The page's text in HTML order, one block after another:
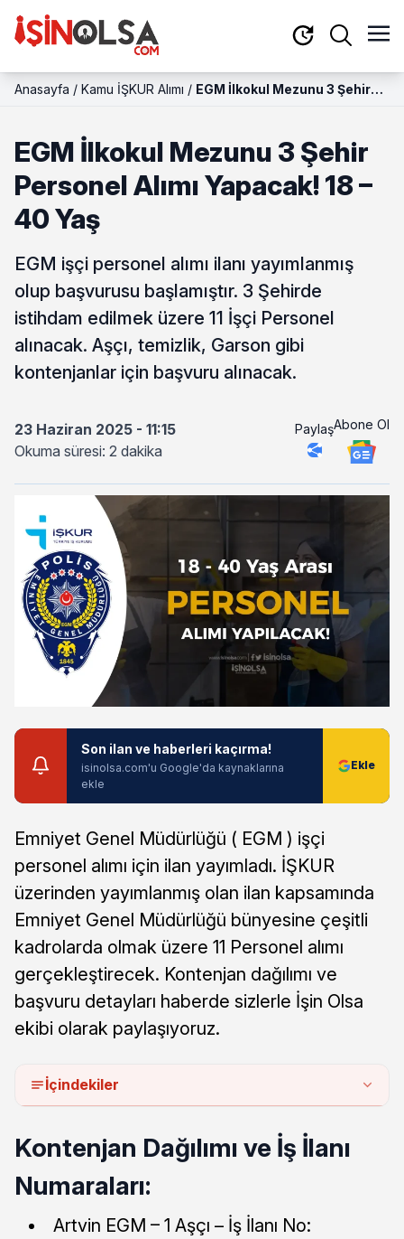
Anasayfa / Kamu İŞKUR Alımı / EGM İlkokul Mezunu 3 Şehir
EGM İlkokul Mezunu 3 Şehir
Personel Alımı Yapacak! 18 –
40 Yaş
EGM işçi personel alımı ilanı yayımlanmış
olup başvurusu başlamıştır. 3 Şehirde
istihdam edilmek üzere 11 İşçi Personel
alınacak. Aşçı, temizlik, Garson gibi
kontenjanlar için başvuru alınacak.
23 Haziran 2025 - 11:15
Okuma süresi: 2 dakika
PaylaşAbone Ol
Son ilan ve haberleri kaçırma!
isinolsa.com'u Google'da kaynaklarına
ekle
Emniyet Genel Müdürlüğü ( EGM ) işçi
personel alımı için ilan yayımladı. İŞKUR
üzerinden yayımlanmış olan ilan kapsamında
Emniyet Genel Müdürlüğü bünyesine çeşitli
kadrolarda olmak üzere 11 Personel alımı
gerçekleştirecek. Kontenjan dağılımı ve
başvuru detayları haberde sizlerle İşin Olsa
ekibi olarak paylaşıyoruz.
İçindekiler
Kontenjan Dağılımı ve İş İlanı
Numaraları:
Artvin EGM – 1 Aşçı – İş İlanı No: